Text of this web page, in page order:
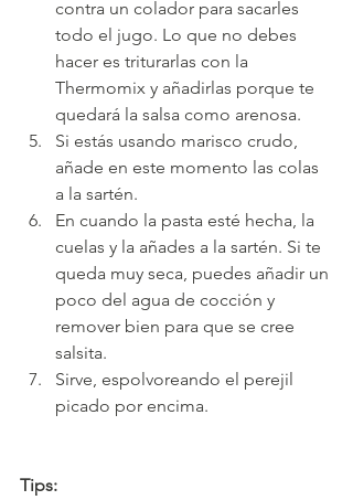
contra un colador para sacarles
todo el jugo. Lo que no debes
hacer es triturarlas con la
Thermomix y añadirlas porque te
quedará la salsa como arenosa.
Si estás usando marisco crudo,
añade en este momento las colas
a la sartén.
En cuando la pasta esté hecha, la
cuelas y la añades a la sartén. Si te
queda muy seca, puedes añadir un
poco del agua de cocción y
remover bien para que se cree
salsita.
Sirve, espolvoreando el perejil
picado por encima.
Tips: